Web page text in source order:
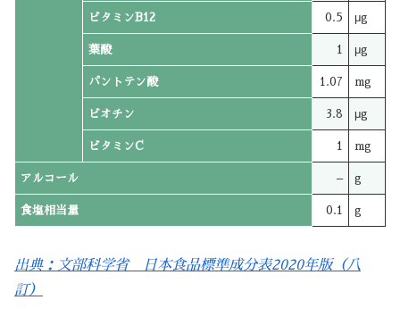
ビタミンB12 0.5 μg
葉酸 1 μg
パントテン酸 1.07 mg
ビオチン 3.8 μg
ビタミンC 1 mg
アルコール – g
食塩相当量 0.1 g
出典：文部科学省 日本食品標準成分表2020年版（八
訂）